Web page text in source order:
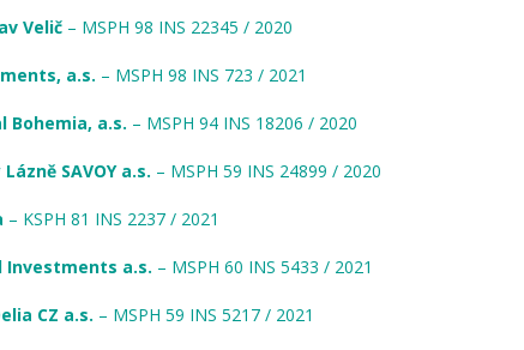
Velič– MSPH 98 INS 22345 / 2020
a.s. – MSPH 98 INS 723 / 2021
Bohemia, a.s. – MSPH 94 INS 18206 / 2020
SAVOY a.s. – MSPH 59 INS 24899 / 2020
– KSPH 81 INS 2237 / 2021
Investments a.s. – MSPH 60 INS 5433 / 2021
CZ a.s. – MSPH 59 INS 5217 / 2021